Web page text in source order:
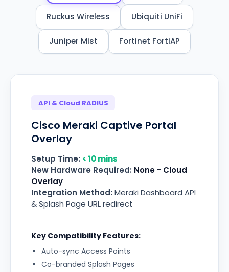
Ruckus Wireless Ubiquiti UniFi
Juniper Mist Fortinet FortiAP
API & Cloud RADIUS
Cisco Meraki Captive Portal
Overlay
Setup Time: < 10 mins
New Hardware Required: None - Cloud
Overlay
Integration Method: Meraki Dashboard API
& Splash Page URL redirect
Key Compatibility Features:
Auto-sync Access Points
Co-branded Splash Pages